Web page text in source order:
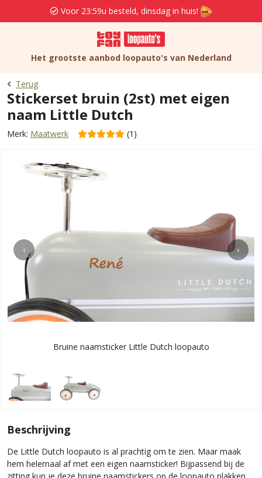
Voor 23:59u besteld, dinsdag in huis!
Het grootste aanbod loopauto's van Nederland
Terug
Stickerset bruin (2st) met eigen
naam Little Dutch
Merk: Maatwerk (1)
‹ ›
Bruine naamsticker Little Dutch loopauto
Beschrijving
De Little Dutch loopauto is al prachtig om te zien. Maar maak
hem helemaal af met een eigen naamsticker! Bijpassend bij de